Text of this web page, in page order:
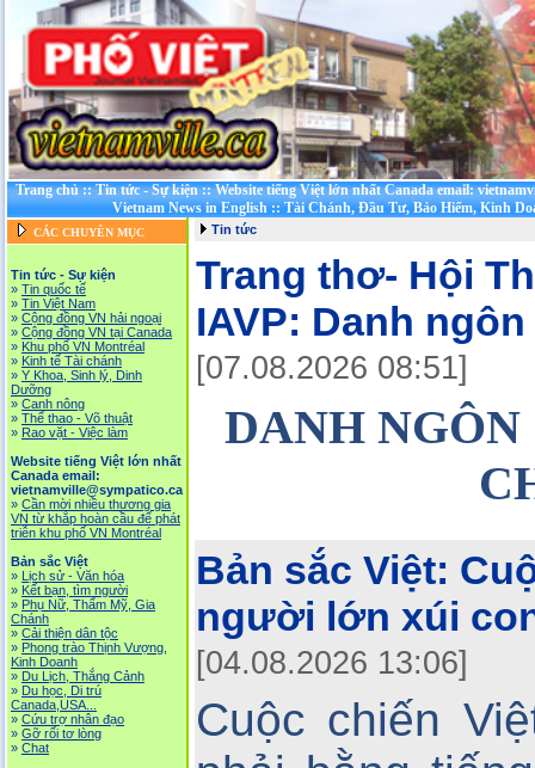
Trang chủ::Tin tức - Sự kiện::Website tiếng Việt lớn nhất Canada email:
Vietnam News in English::Tài Chánh, Đầu Tư, Bảo Hiểm, Kinh
CÁC CHUYÊN MỤC
Tin tức - Sự kiện
» Tin quốc tế
» Tin Việt Nam
» Cộng đồng VN hải ngoại
» Cộng đồng VN tại Canada
» Khu phố VN Montréal
» Kinh tế Tài chánh
» Y Khoa, Sinh lý, Dinh
Dưỡng
» Canh nông
» Thể thao - Võ thuật
» Rao vặt - Việc làm
Website tiếng Việt lớn nhất
Canada email:
vietnamville@sympatico.ca
» Cần mời nhiều thương gia
VN từ khắp hoàn cầu để phát
triễn khu phố VN Montréal
Bản sắc Việt
» Lịch sử - Văn hóa
» Kết bạn, tìm người
» Phụ Nữ, Thẩm Mỹ, Gia
Chánh
» Cải thiện dân tộc
» Phong trào Thịnh Vượng,
Kinh Doanh
» Du Lịch, Thắng Cảnh
» Du học, Di trú
Canada,USA...
» Cứu trợ nhân đạo
» Gỡ rối tơ lòng
» Chat
Tin tức
Trang thơ- Hội
IAVP: Danh ngôn
[07.08.2026 08:51]
DANH
Bản sắc Việt:
người lớn xúi
[04.08.2026 13:06]
Cuộc chiến